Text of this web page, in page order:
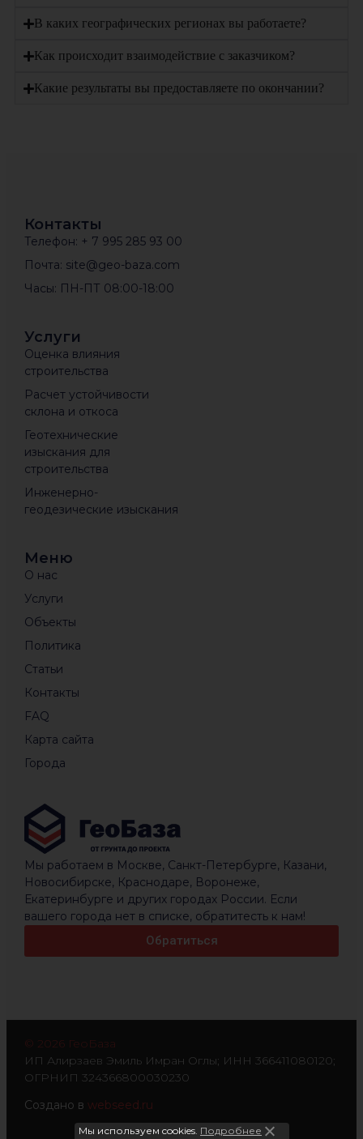
В каких географических регионах вы работаете?
Как происходит взаимодействие с заказчиком?
Какие результаты вы предоставляете по окончании?
Мы работаем в Москве, Санкт-Петербурге, Казани,
Новосибирске, Краснодаре, Воронеже,
Екатеринбурге и других городах России. Если
вашего города нет в списке, обратитесть к нам!
Обратиться
Услуги
Оценка влияния
строительства
Расчет устойчивости
склона и откоса
Геотехнические
изыскания для
строительства
Инженерно-
геодезические изыскания
Меню
О нас
Услуги
Объекты
Политика
Статьи
Контакты
FAQ
Карта сайта
Города
Контакты
Телефон: + 7 995 285 93 00
Почта: site@geo-baza.com
Часы: ПН-ПТ 08:00-18:00
© 2026 ГеоБаза
ИП Алирзаев Эмиль Имран Оглы; ИНН 366411080120;
ОГРНИП 324366800030230
Создано в webseed.ru
Мы используем cookies. Подробнее